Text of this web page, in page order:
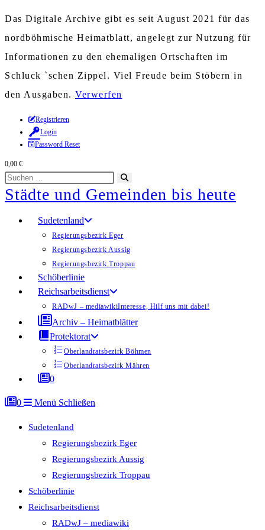
Das Digitale Archive gibt es seit August 2021 für das
nordböhmische Heimatblatt, angelegt zur Nutzung für
Informationen zu den ehemaligen Ortschaften im
Schluck `schen Zippel. Viel Freude beim Stöbern in
den Ausgaben. Verwerfen
Zum
Inhalt
springen
Registrieren
Login
Password Reset
0,00 €
Diese
Website
durchsuchen
starten
Städte und Gemeinden bis heute
Sudetenland
Regierungsbezirk Eger
Regierungsbezirk Aussig
Regierungsbezirk Troppau
Schöberlinie
Reichsarbeitsdienst
RADwJ – mediawikiInteresse, Hilf uns mit dabei!
Archiv – Heimatblätter
Protektorat
Oberlandratsbezirk Böhmen
Oberlandratsbezirk Mähren
0
0 Menü Schließen
Sudetenland
Regierungsbezirk Eger
Regierungsbezirk Aussig
Regierungsbezirk Troppau
Schöberlinie
Reichsarbeitsdienst
RADwJ – mediawiki